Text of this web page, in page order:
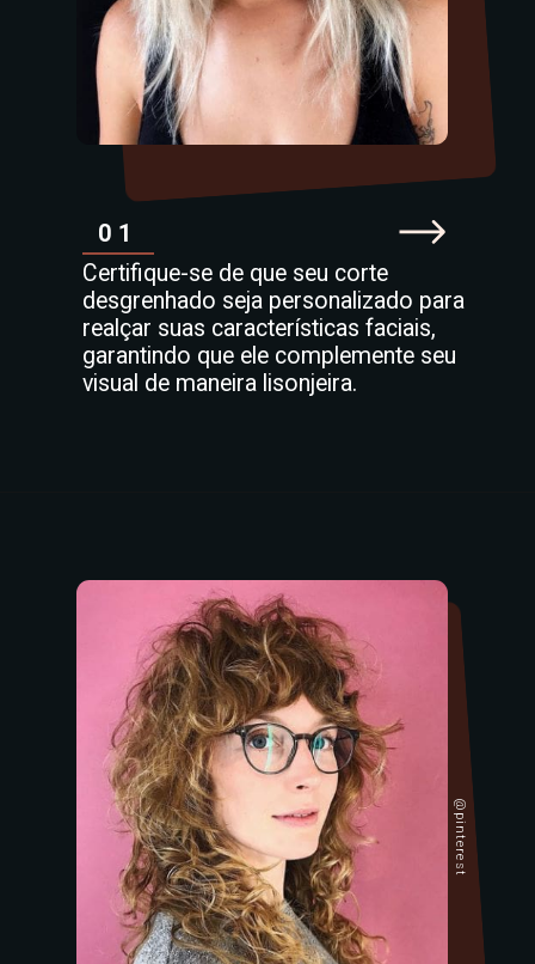
01
Certifique-se de que seu corte
desgrenhado seja personalizado para
realçar suas características faciais,
garantindo que ele complemente seu
visual de maneira lisonjeira.
@pinterest